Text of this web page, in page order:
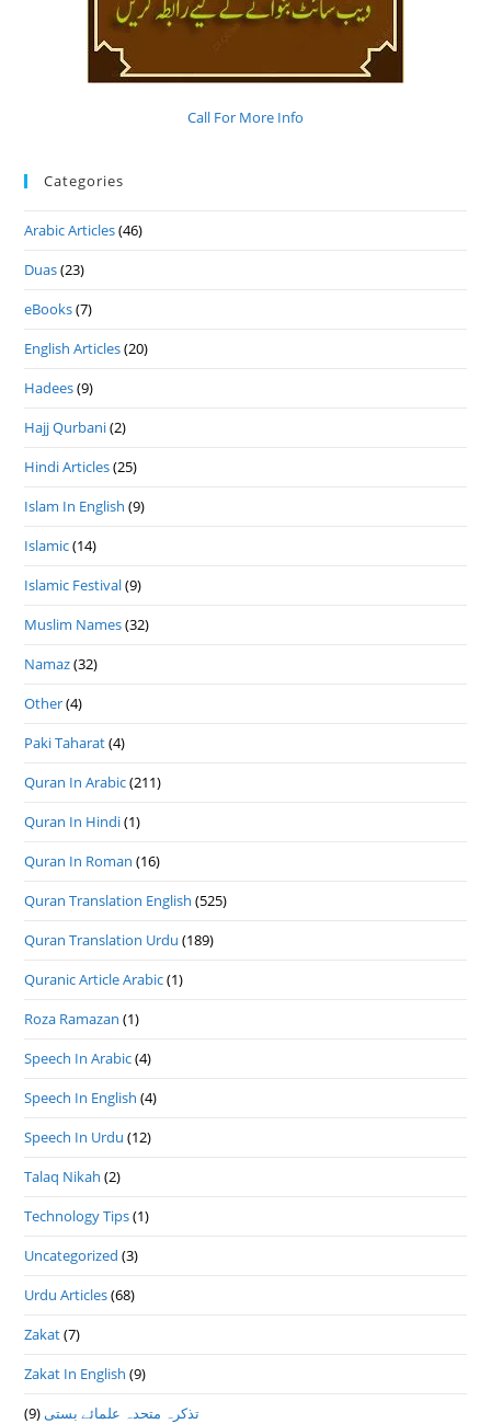
Call For More Info
Categories
Arabic Articles(46)
Duas(23)
eBooks(7)
English Articles(20)
Hadees(9)
Hajj Qurbani(2)
Hindi Articles(25)
Islam In English (9)
Islamic(14)
Islamic Festival(9)
Muslim Names(32)
Namaz(32)
Other(4)
Paki Taharat(4)
Quran In Arabic(211)
Quran In Hindi(1)
Quran In Roman (16)
Quran Translation English (525)
Quran Translation Urdu (189)
Quranic Article Arabic(1)
Roza Ramazan (1)
Speech In Arabic(4)
Speech In English (4)
Speech In Urdu (12)
Talaq Nikah (2)
Technology Tips(1)
Uncategorized (3)
Urdu Articles(68)
Zakat(7)
Zakat In English (9)
تذكرہ متحدہ علمائے بستى(9)